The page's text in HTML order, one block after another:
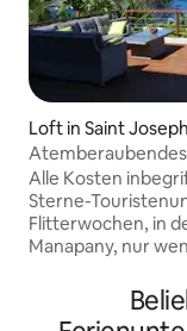
Loft in Saint Joseph
Manapany-les-
Alle Kosten inbegriffen.
Sterne-
Flitterwochen, in
Manapany, nur
Eine riesige
Indischen Ozean,